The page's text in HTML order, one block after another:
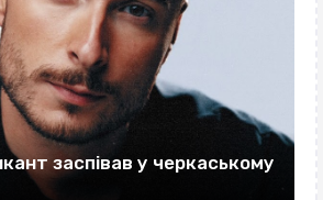
заспівав у черкаському